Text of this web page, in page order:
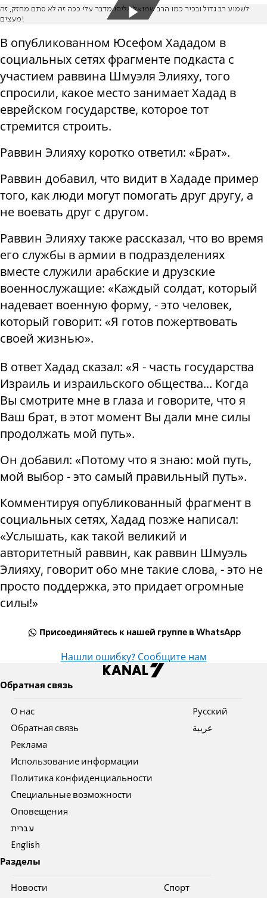
לשמוע רב גדול ובכיר כמו הרב שמואל אליהו מדבר עלי ככה זה לא סתם מחזק, זה
מעצים!
В опубликованном Юсефом Хададом в
социальных сетях фрагменте подкаста с
участием раввина Шмуэля Элияху, того
спросили, какое место занимает Хадад в
еврейском государстве, которое тот
стремится строить.
Раввин Элияху коротко ответил: «Брат».
Раввин добавил, что видит в Хададе пример
того, как люди могут помогать друг другу, а
не воевать друг с другом.
Раввин Элияху также рассказал, что во время
его службы в армии в подразделениях
вместе служили арабские и друзские
военнослужащие: «Каждый солдат, который
надевает военную форму, - это человек,
который говорит: «Я готов пожертвовать
своей жизнью».
В ответ Хадад сказал: «Я - часть государства
Израиль и израильского общества... Когда
Вы смотрите мне в глаза и говорите, что я
Ваш брат, в этот момент Вы дали мне силы
продолжать мой путь».
Он добавил: «Потому что я знаю: мой путь,
мой выбор - это самый правильный путь».
Комментируя опубликованный фрагмент в
социальных сетях, Хадад позже написал:
«Услышать, как такой великий и
авторитетный раввин, как раввин Шмуэль
Элияху, говорит обо мне такие слова, - это не
просто поддержка, это придает огромные
силы!»
Присоединяйтесь к нашей группе в WhatsApp
Нашли ошибку? Сообщите нам
Обратная связь
О нас
Обратная связь
Реклама
Использование информации
Политика конфиденциальности
Специальные возможности
Оповещения
עברית
English
Pусский
عربية
Разделы
Новости Спорт